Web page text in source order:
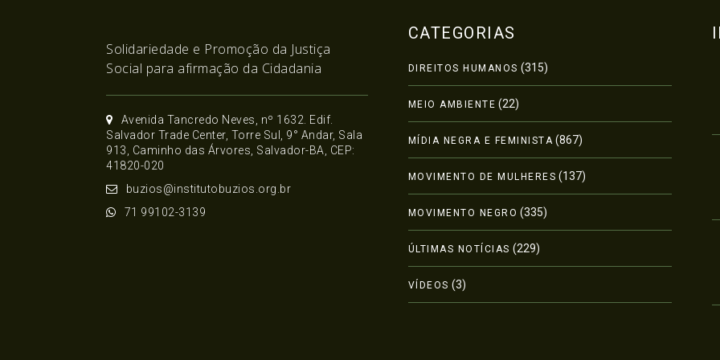
Solidariedade e Promoção da Justiça
Social para afirmação da Cidadania
Avenida Tancredo Neves, nº 1632. Edif.
Salvador Trade Center, Torre Sul, 9° Andar, Sala
913, Caminho das Árvores, Salvador-BA, CEP:
41820-020
buzios@institutobuzios.org.br
71 99102-3139
CATEGORIAS
DIREITOS HUMANOS (315)
MEIO AMBIENTE (22)
MÍDIA NEGRA E FEMINISTA (867)
MOVIMENTO DE MULHERES (137)
MOVIMENTO NEGRO (335)
ÚLTIMAS NOTÍCIAS (229)
VÍDEOS (3)